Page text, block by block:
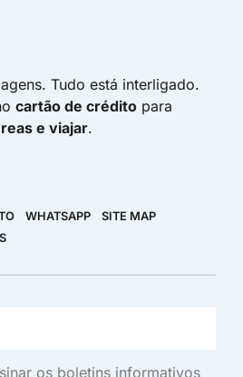
Tudo está interligado.
cartão de crédito para
e viajar.
WHATSAPP
SITE MAP
os boletins informativos